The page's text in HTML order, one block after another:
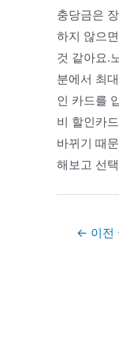
충당금은
하지 않으
것 같아요.
분에서 최
인 카드를
비 할인카
바뀌기 때
해보고 선
Post← 이전